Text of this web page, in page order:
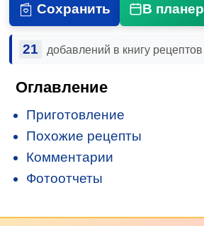
Сохранить В планер
21 добавлений в книгу рецептов
Оглавление
Приготовление
Похожие рецепты
Комментарии
Фотоотчеты